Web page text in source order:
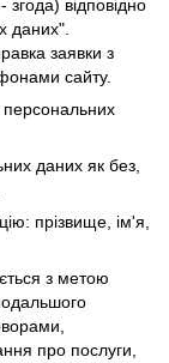
відповідно
даних".
заявки з
сайту.
персональних
даних як без,
прізвище, ім'я,
з метою
про послуги,